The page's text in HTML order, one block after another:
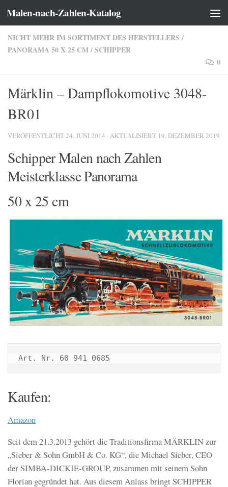
Zum Inhalt springen
Malen-nach-Zahlen-Katalog
NICHT MEHR IM SORTIMENT DES HERSTELLERS /
PANORAMA 50 X 25 CM/SCHIPPER
0
Märklin – Dampflokomotive 3048-
BR01
VERÖFFENTLICHT24. JUNI 2014 · AKTUALISIERT 19. DEZEMBER 2019
Schipper Malen nach Zahlen
Meisterklasse Panorama
50 x 25 cm
Art. Nr. 60 941 0685
Kaufen:
Amazon
Seit dem 21.3.2013 gehört die Traditionsfirma MÄRKLIN zur
„Sieber & Sohn GmbH & Co. KG“, die Michael Sieber, CEO
der SIMBA-DICKIE-GROUP, zusammen mit seinem Sohn
Florian gegründet hat. Aus diesem Anlass bringt SCHIPPER